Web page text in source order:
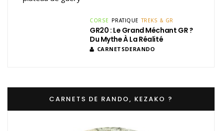
CORSE PRATIQUE TREKS & GR
GR20 : Le Grand Méchant GR ?
Du Mythe À La Réalité
CARNETSDERANDO
CARNETS DE RANDO, KEZAKO ?